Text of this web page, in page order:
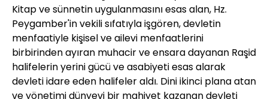
Kitap ve sünnetin uygulanmasını esas alan, Hz.
Peygamber'in vekili sıfatıyla işgören, devletin
menfaatiyle kişisel ve ailevi menfaatlerini
birbirinden ayıran muhacir ve ensara dayanan Raşid
halifelerin yerini gücü ve asabiyeti esas alarak
devleti idare eden halifeler aldı. Dini ikinci plana atan
ve yönetimi dünyevi bir mahiyet kazanan devleti